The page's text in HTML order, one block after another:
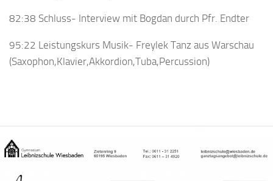
82:38 Schluss- Interview mit Bogdan durch Pfr. Endter
95:22 Leistungskurs Musik- Freylek Tanz aus Warschau
(Saxophon,Klavier,Akkordion,Tuba,Percussion)